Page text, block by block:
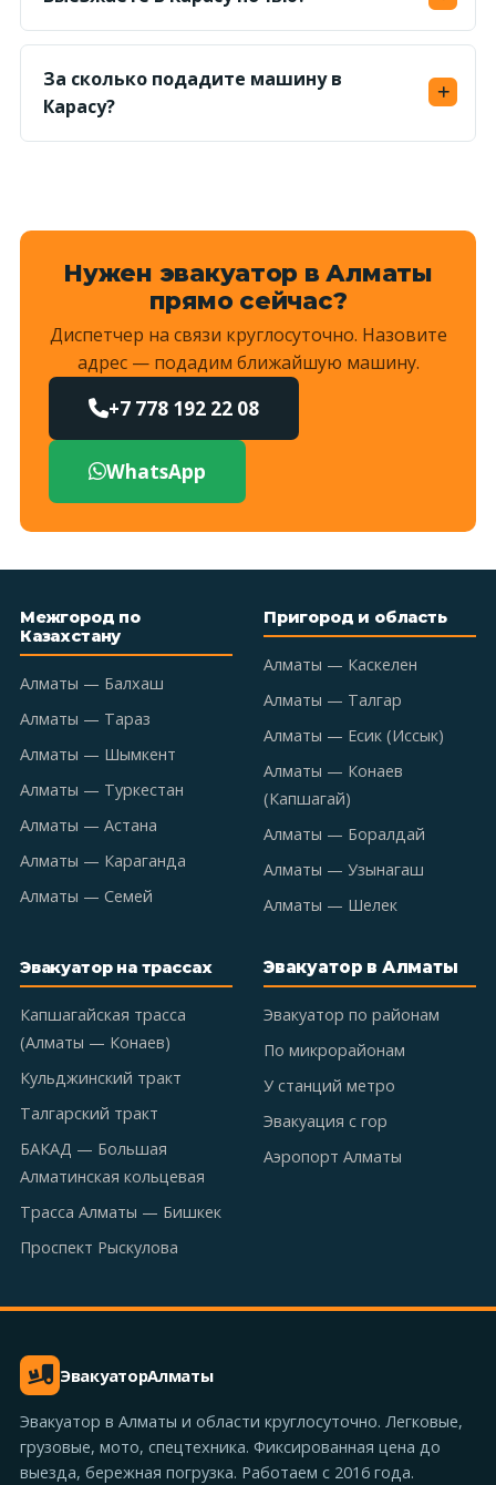
Да, в Карасу подаём эвакуатор круглосуточно,
без ночной наценки.
За сколько подадите машину в
Карасу?
Нужен эвакуатор в Алматы
прямо сейчас?
Диспетчер на связи круглосуточно. Назовите
адрес — подадим ближайшую машину.
+7 778 192 22 08
WhatsApp
Межгород по
Казахстану
Алматы — Балхаш
Алматы — Тараз
Алматы — Шымкент
Алматы — Туркестан
Алматы — Астана
Алматы — Караганда
Алматы — Семей
Пригород и область
Алматы — Каскелен
Алматы — Талгар
Алматы — Есик (Иссык)
Алматы — Конаев
(Капшагай)
Алматы — Боралдай
Алматы — Узынагаш
Алматы — Шелек
Эвакуатор на трассах
Капшагайская трасса
(Алматы — Конаев)
Кульджинский тракт
Талгарский тракт
БАКАД — Большая
Алматинская кольцевая
Трасса Алматы — Бишкек
Проспект Рыскулова
Эвакуатор в Алматы
Эвакуатор по районам
По микрорайонам
У станций метро
Эвакуация с гор
Аэропорт Алматы
ЭвакуаторАлматы
Эвакуатор в Алматы и области круглосуточно. Легковые,
грузовые, мото, спецтехника. Фиксированная цена до
выезда, бережная погрузка. Работаем с 2016 года.